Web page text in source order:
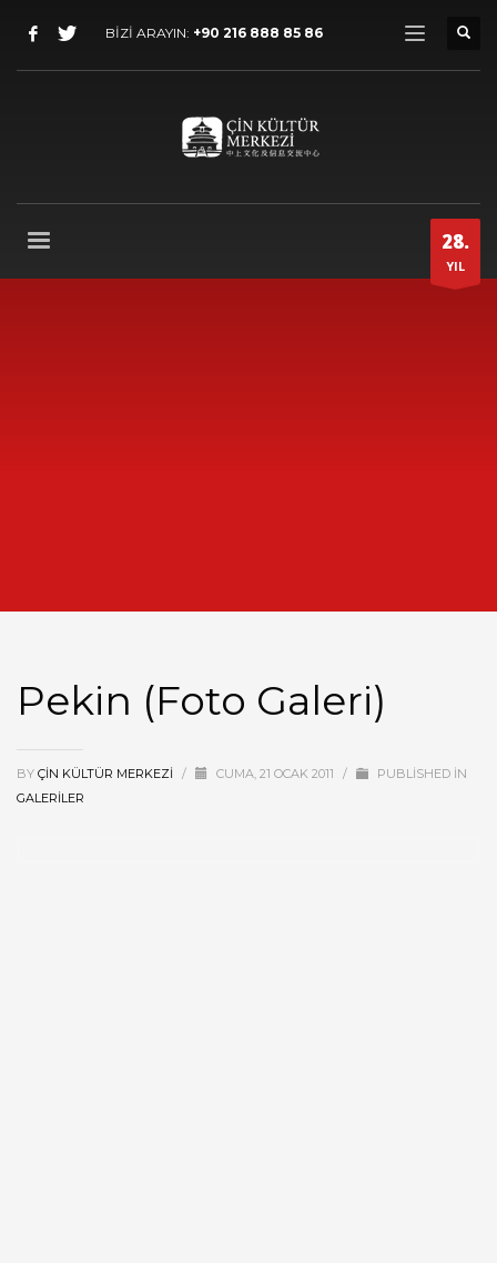
BİZİ ARAYIN: +90 216 888 85 86
28.
YIL
Pekin (Foto Galeri)
BY ÇIN KÜLTÜR MERKEZI / CUMA, 21 OCAK 2011 /
PUBLISHED IN
GALERILER